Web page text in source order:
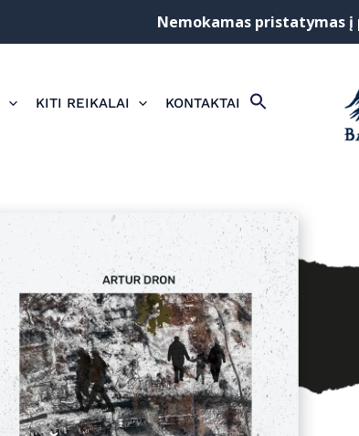
Nemokamas pristatymas į
KITI REIKALAI KONTAKTAI